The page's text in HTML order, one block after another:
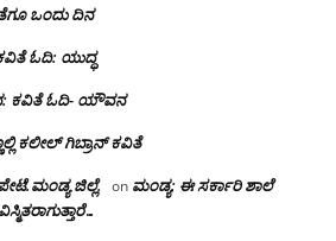
ಒಂದು ದಿನ
ಓದಿ: ಯುದ್ಧ
ಕವಿತೆ ಓದಿ- ಯೌವನ
ಕಲೀಲ್ ಗಿಬ್ರಾನ್ ಕವಿತೆ
ಜಿಲ್ಲೆ. on ಮಂಡ್ಯ: ಈ ಸರ್ಕಾರಿ ಶಾಲೆ